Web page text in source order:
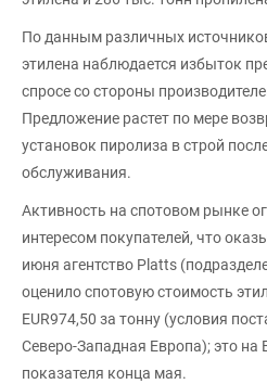
По данным различных
этилена наблюдается избыток
спросе со стороны
Предложение растет по мере
установок пиролиза в строй
обслуживания.
Активность на спотовом рынке
интересом покупателей, что
июня агентство Platts
оценило спотовую стоимость
EUR974,50 за тонну (условия
Северо-Западная Европа); это на
показателя конца мая.